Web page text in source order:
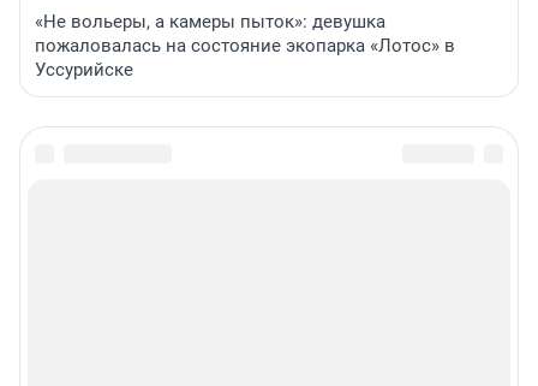
«Не вольеры, а камеры пыток»: девушка
пожаловалась на состояние экопарка «Лотос» в
Уссурийске